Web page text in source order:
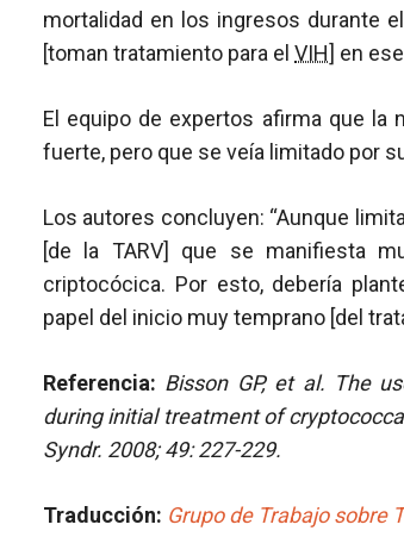
mortalidad en los ingresos durante
[toman tratamiento para el VIH] en
El equipo de expertos afirma que la
fuerte, pero que se veía limitado por
Los autores concluyen: “Aunque
[de la TARV] que se manifiesta
criptocócica. Por esto, debería
papel del inicio muy temprano [del
Referencia: Bisson GP, et al. The
during initial treatment of
Syndr. 2008; 49: 227-229.
Traducción: Grupo de Trabajo sobre